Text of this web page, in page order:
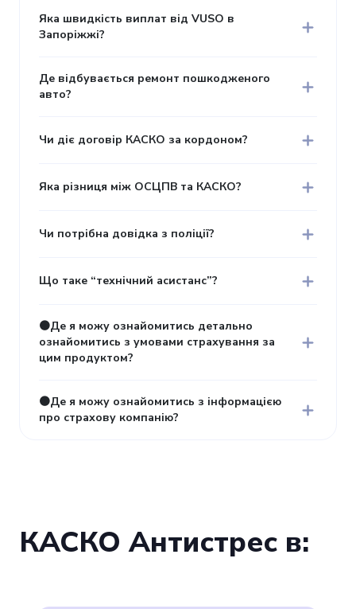
Яка швидкість виплат від VUSO в
Запоріжжі?
Де відбувається ремонт пошкодженого
авто?
Чи діє договір КАСКО за кордоном?
Яка різниця між ОСЦПВ та КАСКО?
Чи потрібна довідка з поліції?
Що таке “технічний асистанс”?
🟠Де я можу ознайомитись детально
ознайомитись з умовами страхування за
цим продуктом?
🟠Де я можу ознайомитись з інформацією
про страхову компанію?
КАСКО Антистрес в: